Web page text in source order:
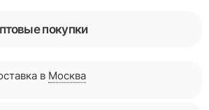
покупки
в Москва